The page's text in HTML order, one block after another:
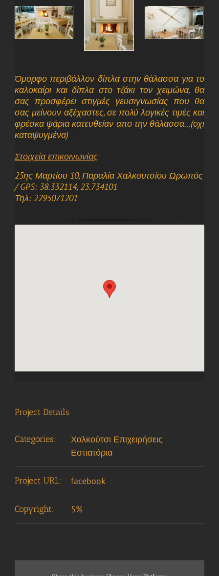
Όμορφο περιβάλλον δίπλα στην θάλασσα για το
καλοκαίρι και δίπλα στο τζάκι τον χειμώνα, θα
σας προσφέρει στιγμές γευσιγνωσίας που θα
σας μείνουν αξέχαστες, σε πολύ λογικές τιμές και
φρέσκα ψάρια κατευθείαν απο την θάλασσα…(οχι
καταψυγμένα)
Στοιχεία επικοινωνίας:
25ης Μαρτίου 10, Παραλία Χαλκουτσίου Ωρωπός
/ GPS: 38.332114, 23.734101
Τηλ: 2295071201
Project Details
Categories:
Χαλκούτσι Επιχειρήσεις
Εστιατόρια
Project URL: facebook
Copyright: 5%